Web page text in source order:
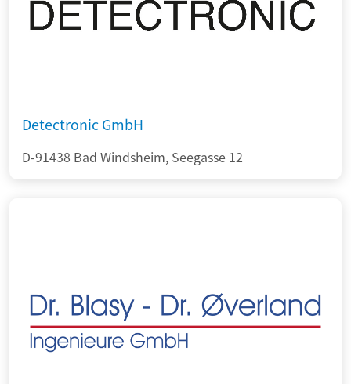
Detectronic GmbH
D-91438 Bad Windsheim, Seegasse 12